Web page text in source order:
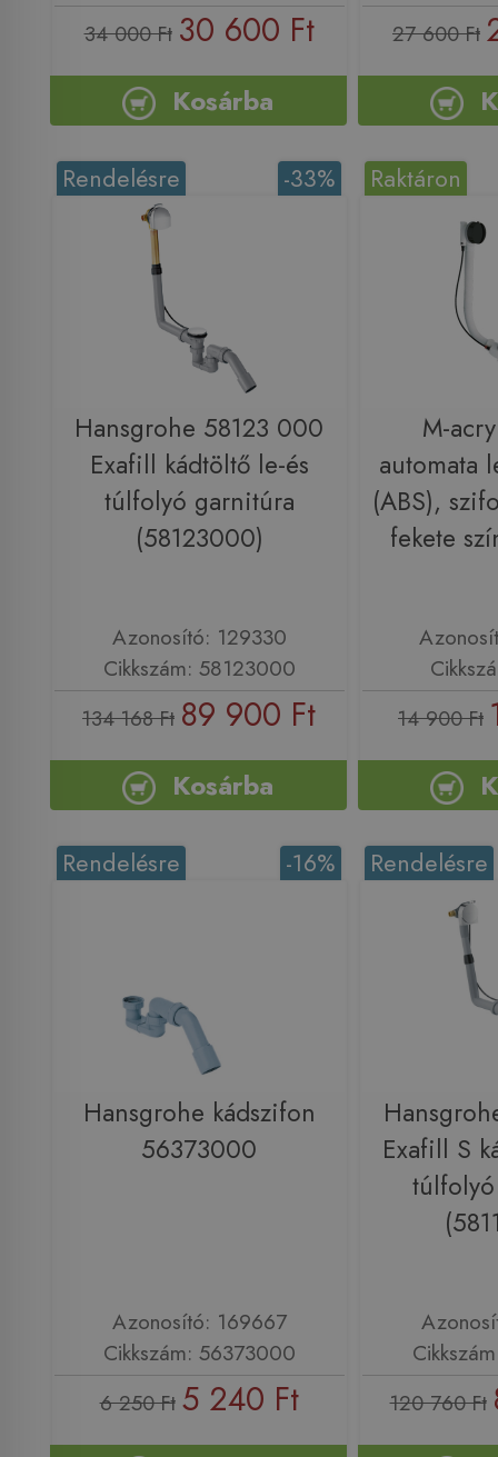
34 000 Ft 30 600 Ft
Kosárba
27 600 Ft
-33%
Rendelésre
Hansgrohe 58123 000
Exafill kádtöltő le-és
túlfolyó garnitúra
(58123000)
Azonosító: 129330
Cikkszám: 58123000
134 168 Ft 89 900 Ft
Kosárba
Raktáron
M-
automata
(ABS),
fekete
14 900 Ft
-16%
Rendelésre
Hansgrohe kádszifon
56373000
Azonosító: 169667
Cikkszám: 56373000
6 250 Ft 5 240 Ft
Rendelésre
Exafill S
120 760 Ft